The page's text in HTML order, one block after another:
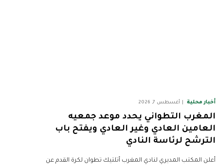
أخبار محلية أغسطس 7, 2026
المغرب التطواني يحدد موعد جمعيه
العامين العادي وغير العادي ويفتح باب
الترشح لرئاسة النادي
أعلن المكتب المديري لنادي المغرب أتلتيك تطوان لكرة القدم عن